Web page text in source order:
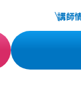
講師